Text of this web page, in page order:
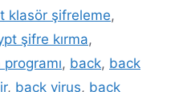
klasör şifreleme,
şifre kırma,
, back, back
, back virus, back